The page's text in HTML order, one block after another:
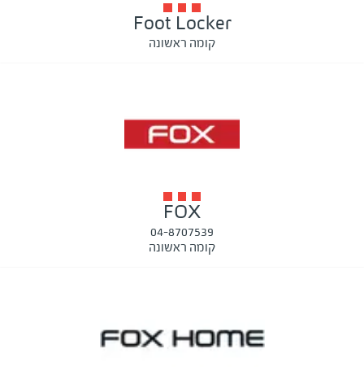
Foot Locker
קומה ראשונה
FOX
04-8707539
קומה ראשונה